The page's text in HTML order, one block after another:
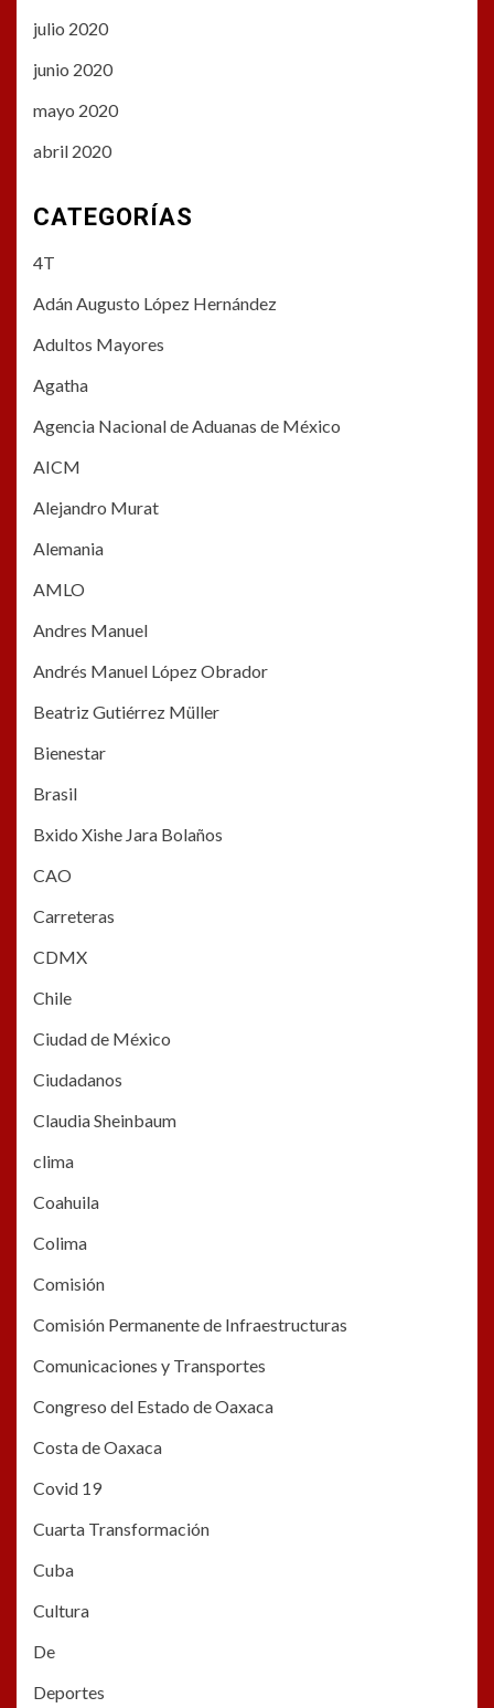
julio 2020
junio 2020
mayo 2020
abril 2020
CATEGORÍAS
4T
Adán Augusto López Hernández
Adultos Mayores
Agatha
Agencia Nacional de Aduanas de México
AICM
Alejandro Murat
Alemania
AMLO
Andres Manuel
Andrés Manuel López Obrador
Beatriz Gutiérrez Müller
Bienestar
Brasil
Bxido Xishe Jara Bolaños
CAO
Carreteras
CDMX
Chile
Ciudad de México
Ciudadanos
Claudia Sheinbaum
clima
Coahuila
Colima
Comisión
Comisión Permanente de Infraestructuras
Comunicaciones y Transportes
Congreso del Estado de Oaxaca
Costa de Oaxaca
Covid 19
Cuarta Transformación
Cuba
Cultura
De
Deportes